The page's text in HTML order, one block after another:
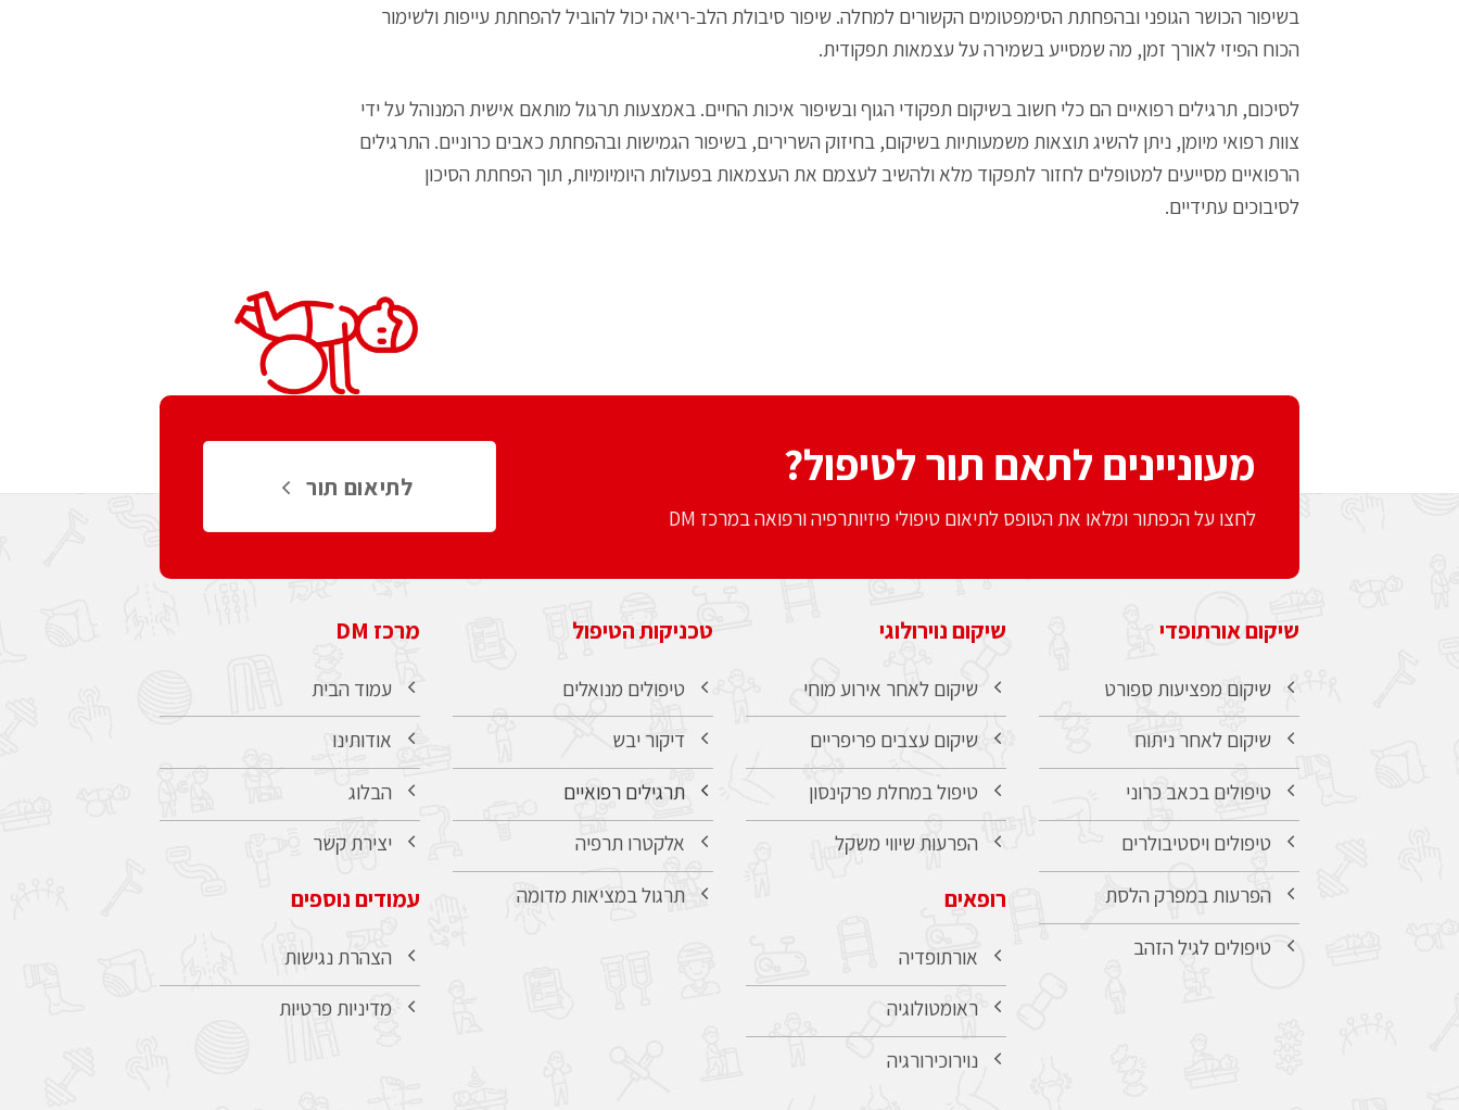
בשיפור הכושר הגופני ובהפחתת הסימפטומים הקשורים למחלה. שיפור סיבולת הלב-ריאה יכול להוביל להפחתת עייפות ולשימור
הכוח הפיזי לאורך זמן, מה שמסייע בשמירה על עצמאות תפקודית.
לסיכום, תרגילים רפואיים הם כלי חשוב בשיקום תפקודי הגוף ובשיפור איכות החיים. באמצעות תרגול מותאם אישית המנוהל על ידי
צוות רפואי מיומן, ניתן להשיג תוצאות משמעותיות בשיקום, בחיזוק השרירים, בשיפור הגמישות ובהפחתת כאבים כרוניים. התרגילים
הרפואיים מסייעים למטופלים לחזור לתפקוד מלא ולהשיב לעצמם את העצמאות בפעולות היומיומיות, תוך הפחתת הסיכון
לסיבוכים עתידיים.
מעוניינים לתאם תור לטיפול?
לחצו על הכפתור ומלאו את הטופס לתיאום טיפולי פיזיותרפיה ורפואה במרכז DM
לתיאום תור
שיקום אורתופדי
שיקום מפציעות ספורט
שיקום לאחר ניתוח
טיפולים בכאב כרוני
טיפולים ויסטיבולרים
הפרעות במפרק הלסת
טיפולים לגיל הזהב
שיקום נוירולוגי
שיקום לאחר אירוע מוחי
שיקום עצבים פריפריים
טיפול במחלת פרקינסון
הפרעות שיווי משקל
רופאים
אורתופדיה
ראומטולוגיה
נוירוכירורגיה
טכניקות הטיפול
טיפולים מנואלים
דיקור יבש
תרגילים רפואיים
אלקטרו תרפיה
תרגול במציאות מדומה
מרכז DM
עמוד הבית
אודותינו
הבלוג
יצירת קשר
עמודים נוספים
הצהרת נגישות
מדיניות פרטיות